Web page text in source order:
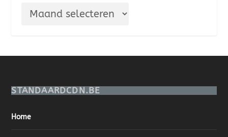
STANDAARDCDN.BE
Home